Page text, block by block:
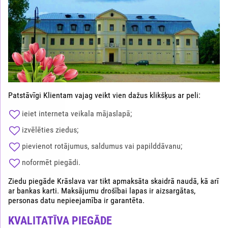
Patstāvīgi Klientam vajag veikt vien dažus klikšķus ar peli:
ieiet interneta veikala mājaslapā;
izvēlēties ziedus;
pievienot rotājumus, saldumus vai papilddāvanu;
noformēt piegādi.
Ziedu piegāde Krāslava var tikt apmaksāta skaidrā naudā, kā arī
ar bankas karti. Maksājumu drošībai lapas ir aizsargātas,
personas datu nepieejamība ir garantēta.
KVALITATĪVA PIEGĀDE